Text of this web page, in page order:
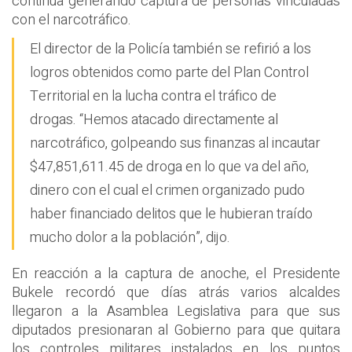
con el narcotráfico.
El director de la Policía también se refirió a los
logros obtenidos como parte del Plan Control
Territorial en la lucha contra el tráfico de
drogas. “Hemos atacado directamente al
narcotráfico, golpeando sus finanzas al incautar
$47,851,611.45 de droga en lo que va del año,
dinero con el cual el crimen organizado pudo
haber financiado delitos que le hubieran traído
mucho dolor a la población”, dijo.
En reacción a la captura de anoche, el Presidente
Bukele recordó que días atrás varios alcaldes
llegaron a la Asamblea Legislativa para que sus
diputados presionaran al Gobierno para que quitara